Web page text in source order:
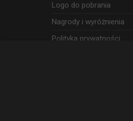
Logo do pobrania
Nagrody i wyróżnienia
Polityka prywatności